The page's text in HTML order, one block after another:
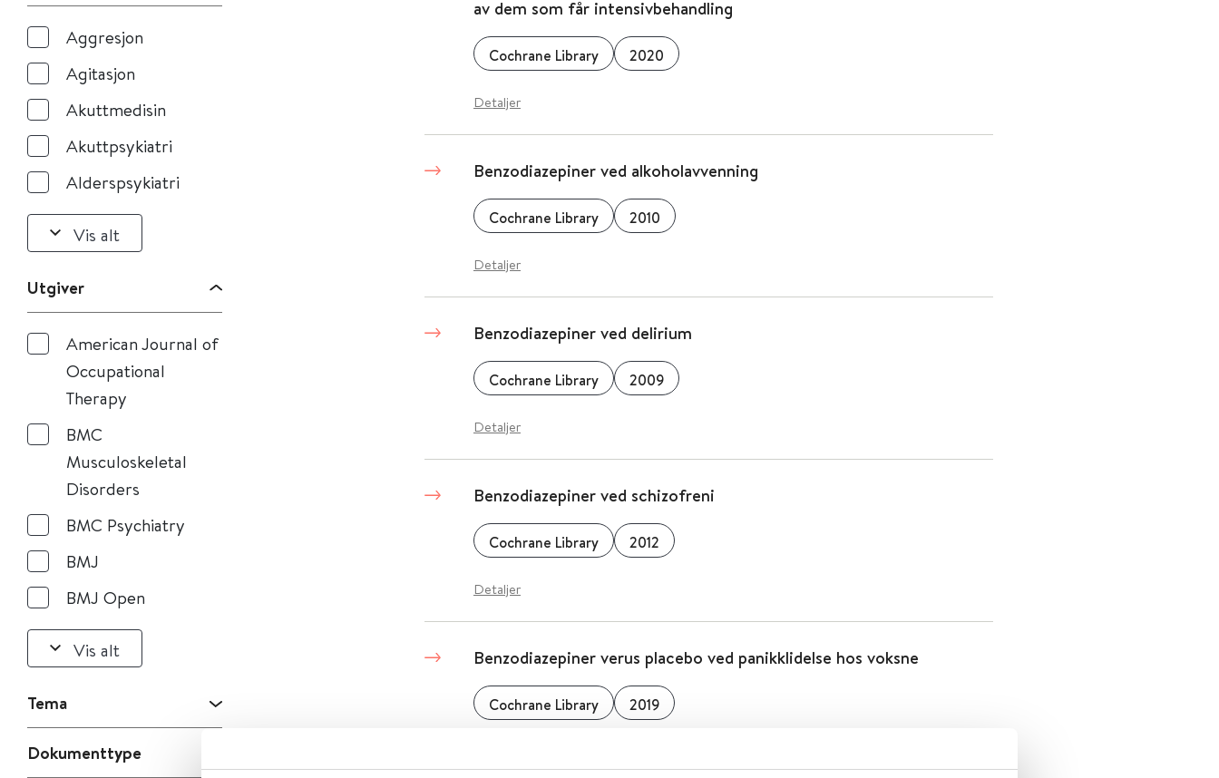
Aggresjon
Agitasjon
Akuttmedisin
Akuttpsykiatri
Alderspsykiatri
Vis alt
Utgiver
American Journal of
Occupational
Therapy
BMC
Musculoskeletal
Disorders
BMC Psychiatry
BMJ
BMJ Open
Vis alt
Tema
Dokumenttype
av dem som får intensivbehandling
Cochrane Library 2020
Detaljer
Benzodiazepiner ved alkoholavvenning
Cochrane Library 2010
Detaljer
Benzodiazepiner ved delirium
Cochrane Library 2009
Detaljer
Benzodiazepiner ved schizofreni
Cochrane Library 2012
Detaljer
Benzodiazepiner verus placebo ved panikklidelse hos voksne
Cochrane Library 2019